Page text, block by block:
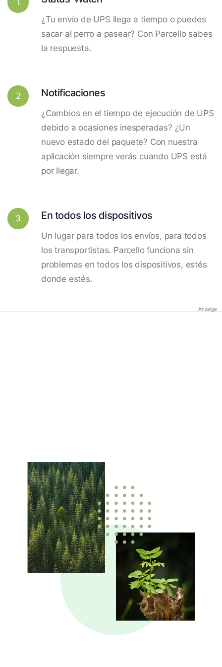
¿Tu envío de UPS llega a tiempo o puedes
sacar al perro a pasear? Con Parcello sabes
la respuesta.
2 Notificaciones
¿Cambios en el tiempo de ejecución de UPS
debido a ocasiones inesperadas? ¿Un
nuevo estado del paquete? Con nuestra
aplicación siempre verás cuando UPS está
por llegar.
3 En todos los dispositivos
Un lugar para todos los envíos, para todos
los transportistas. Parcello funciona sin
problemas en todos los dispositivos, estés
donde estés.
Anzeige